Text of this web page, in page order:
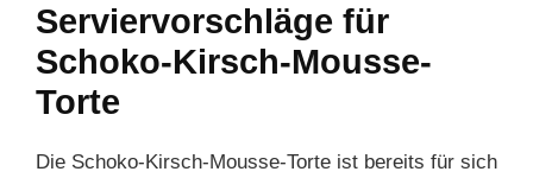
Serviervorschläge für
Schoko-Kirsch-Mousse-
Torte
Die Schoko-Kirsch-Mousse-Torte ist bereits für sich